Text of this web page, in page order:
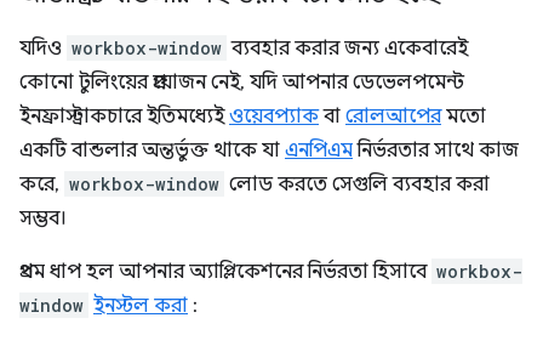
যদিও workbox-window ব্যবহার করার জন্য একেবারেই
কোনো টুলিংয়ের প্রয়োজন নেই, যদি আপনার ডেভেলপমেন্ট
ইনফ্রাস্ট্রাকচারে ইতিমধ্যেইওয়েবপ্যাকবা রোলআপেরমতো
একটি বান্ডলার অন্তর্ভুক্ত থাকে যা এনপিএমনির্ভরতার সাথে কাজ
করে, workbox-window লোড করতে সেগুলি ব্যবহার করা
সম্ভব।
প্রথম ধাপ হল আপনার অ্যাপ্লিকেশনের নির্ভরতা হিসাবে workbox-
window ইনস্টল করা :